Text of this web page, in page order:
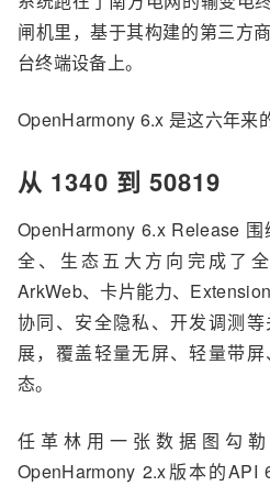
闸机里，基于其构建的第三方
台终端设备上。
OpenHarmony 6.x 是这六年来
从 1340 到 50819
OpenHarmony 6.xRelease 围
全、生态五大方向完成了
ArkWeb、卡片能力、
协同、安全隐私、开发调测
展，覆盖轻量无屏、轻量带
态。
任革林用一张数据图勾
OpenHarmony 2.x版本的API